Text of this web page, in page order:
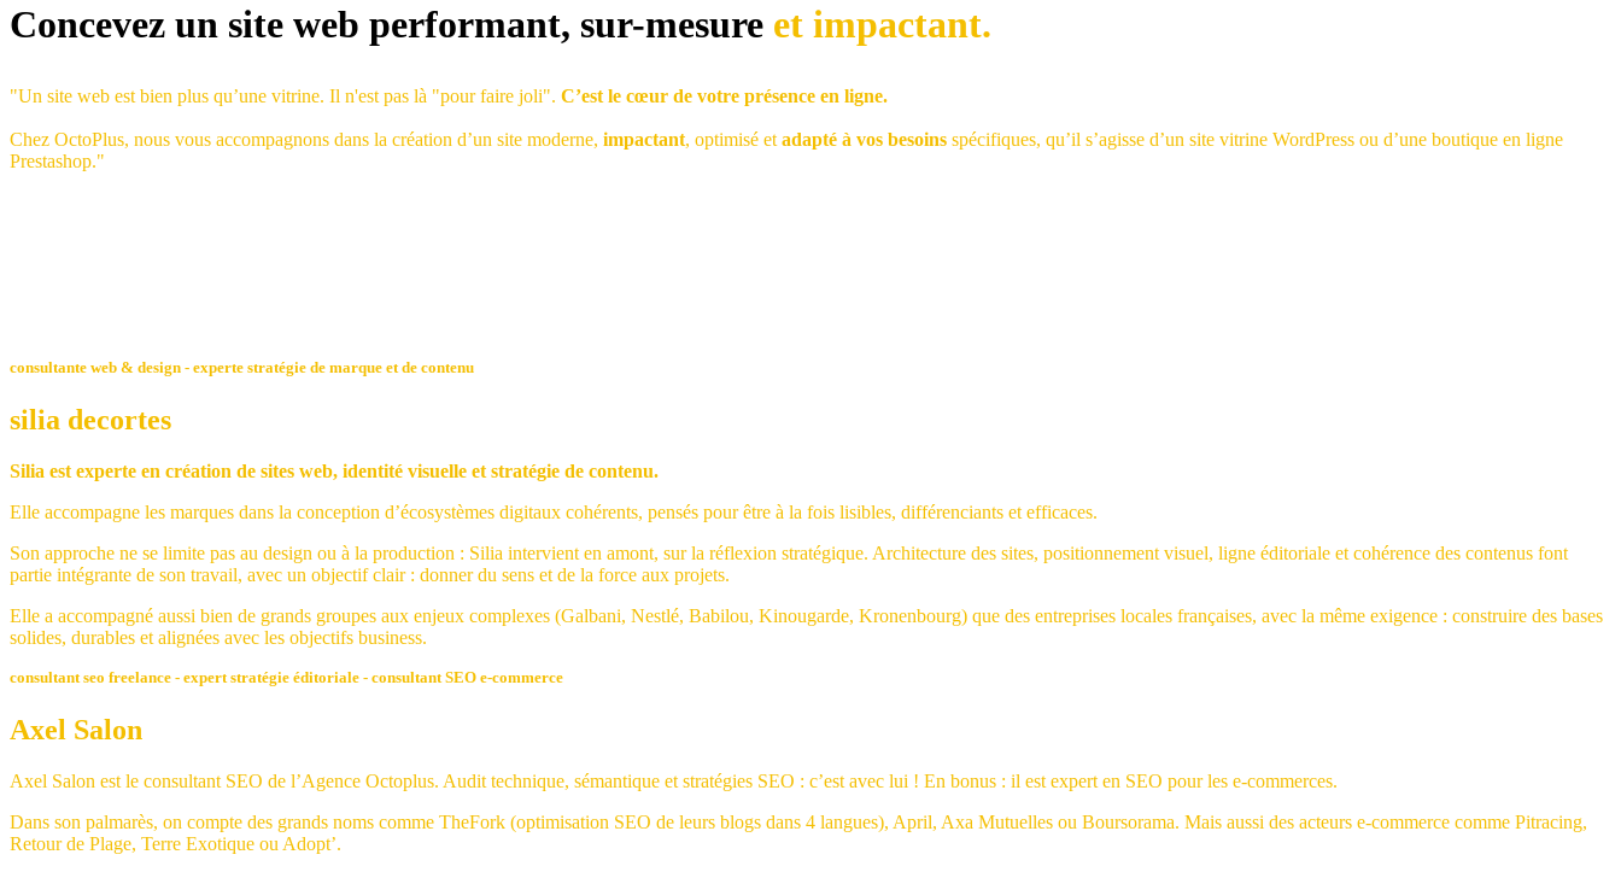
Concevez un site web performant, sur-mesure et impactant.
"Un site web est bien plus qu’une vitrine. Il n'est pas là "pour faire joli". C’est le cœur de votre présence en ligne.
Chez OctoPlus, nous vous accompagnons dans la création d’un site moderne, impactant, optimisé et adapté à vos besoins spécifiques, qu’il s’agisse d’un site vitrine WordPress ou d’une boutique en ligne
Prestashop."
consultante web & design - experte stratégie de marque et de contenu
silia decortes
Silia est experte en création de sites web, identité visuelle et stratégie de contenu.
Elle accompagne les marques dans la conception d’écosystèmes digitaux cohérents, pensés pour être à la fois lisibles, différenciants et efficaces.
Son approche ne se limite pas au design ou à la production : Silia intervient en amont, sur la réflexion stratégique. Architecture des sites, positionnement visuel, ligne éditoriale et cohérence des contenus font
partie intégrante de son travail, avec un objectif clair : donner du sens et de la force aux projets.
Elle a accompagné aussi bien de grands groupes aux enjeux complexes (Galbani, Nestlé, Babilou, Kinougarde, Kronenbourg) que des entreprises locales françaises, avec la même exigence : construire des bases
solides, durables et alignées avec les objectifs business.
consultant seo freelance - expert stratégie éditoriale - consultant SEO e-commerce
Axel Salon
Axel Salon est le consultant SEO de l’Agence Octoplus. Audit technique, sémantique et stratégies SEO : c’est avec lui ! En bonus : il est expert en SEO pour les e-commerces.
Dans son palmarès, on compte des grands noms comme TheFork (optimisation SEO de leurs blogs dans 4 langues), April, Axa Mutuelles ou Boursorama. Mais aussi des acteurs e-commerce comme Pitracing,
Retour de Plage, Terre Exotique ou Adopt’.